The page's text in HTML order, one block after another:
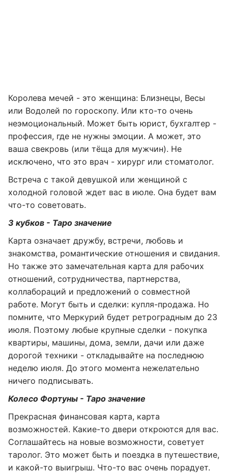
Королева мечей - это женщина: Близнецы, Весы
или Водолей по гороскопу. Или кто-то очень
неэмоциональный. Может быть юрист, бухгалтер -
профессия, где не нужны эмоции. А может, это
ваша свекровь (или тёща для мужчин). Не
исключено, что это врач - хирург или стоматолог.
Встреча с такой девушкой или женщиной с
холодной головой ждет вас в июле. Она будет вам
что-то советовать.
3 кубков - Таро значение
Карта означает дружбу, встречи, любовь и
знакомства, романтические отношения и свидания.
Но также это замечательная карта для рабочих
отношений, сотрудничества, партнерства,
коллабораций и предложений о совместной
работе. Могут быть и сделки: купля-продажа. Но
помните, что Меркурий будет ретроградным до 23
июля. Поэтому любые крупные сделки - покупка
квартиры, машины, дома, земли, дачи или даже
дорогой техники - откладывайте на последнюю
неделю июля. До этого момента нежелательно
ничего подписывать.
Колесо Фортуны - Таро значение
Прекрасная финансовая карта, карта
возможностей. Какие-то двери откроются для вас.
Соглашайтесь на новые возможности, советует
таролог. Это может быть и поездка в путешествие,
и какой-то выигрыш. Что-то вас очень порадует.